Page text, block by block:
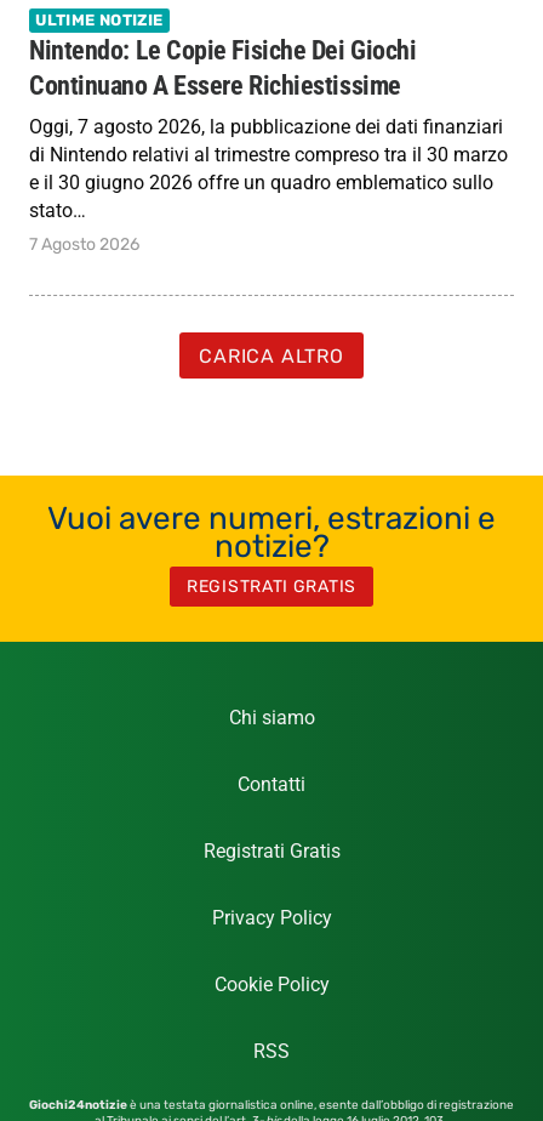
ULTIME NOTIZIE
Nintendo: Le Copie Fisiche Dei Giochi
Continuano A Essere Richiestissime
Oggi, 7 agosto 2026, la pubblicazione dei dati finanziari
di Nintendo relativi al trimestre compreso tra il 30 marzo
e il 30 giugno 2026 offre un quadro emblematico sullo
stato…
7 Agosto 2026
CARICA ALTRO
Vuoi avere numeri, estrazioni e
notizie?
REGISTRATI GRATIS
Chi siamo
Contatti
Registrati Gratis
Privacy Policy
Cookie Policy
RSS
Giochi24notizieè una testata giornalistica online, esente dall’obbligo di registrazione